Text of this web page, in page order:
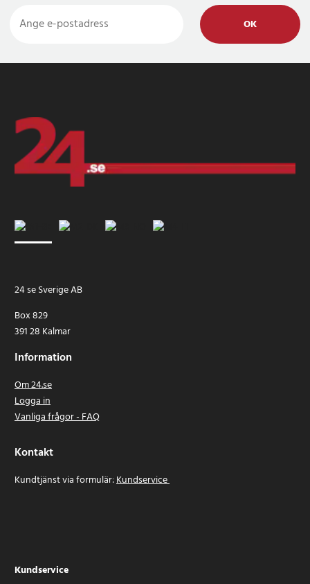
OK
24 se Sverige AB
Box 829
391 28 Kalmar
Information
Om 24.se
Logga in
Vanliga frågor - FAQ
Kontakt
Kundtjänst via formulär:Kundservice
Kundservice